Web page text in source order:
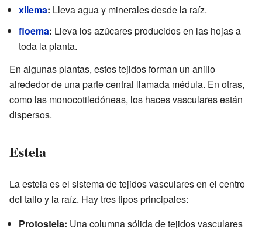
xilema: Lleva agua y minerales desde la raíz.
floema: Lleva los azúcares producidos en las hojas a
toda la planta.
En algunas plantas, estos tejidos forman un anillo
alrededor de una parte central llamada médula. En otras,
como las monocotiledóneas, los haces vasculares están
dispersos.
Estela
La estela es el sistema de tejidos vasculares en el centro
del tallo y la raíz. Hay tres tipos principales:
Protostela: Una columna sólida de tejidos vasculares